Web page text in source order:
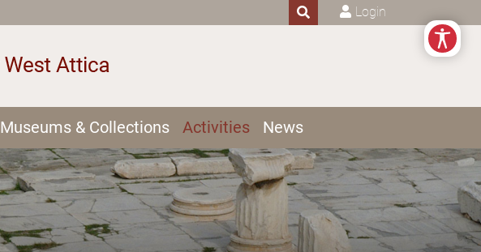
Login
Museums & Collections Activities News